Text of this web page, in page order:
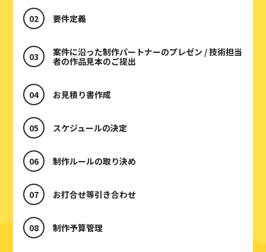
要件定義
案件に沿った制作パートナーのプレゼン / 技術担当
者の作品見本のご提出
お見積り書作成
スケジュールの決定
制作ルールの取り決め
お打合せ等引き合わせ
制作予算管理